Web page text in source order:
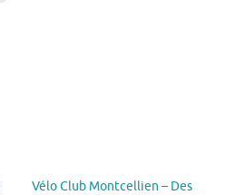
Vélo Club Montcellien – Des